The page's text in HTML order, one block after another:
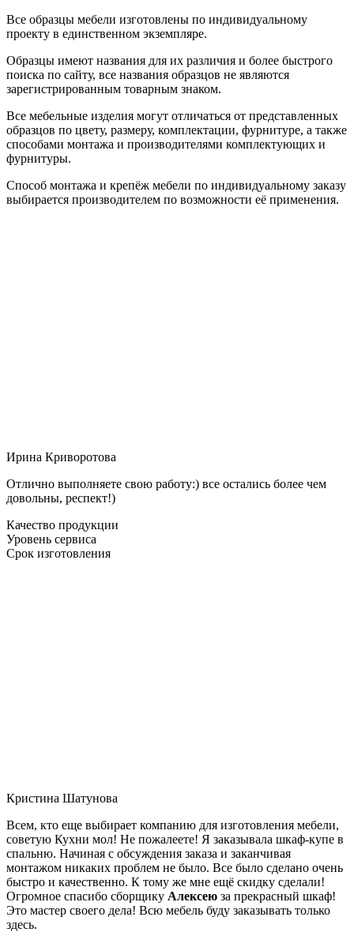
Все образцы мебели изготовлены по индивидуальному
проекту в единственном экземпляре.
Образцы имеют названия для их различия и более быстрого
поиска по сайту, все названия образцов не являются
зарегистрированным товарным знаком.
Все мебельные изделия могут отличаться от представленных
образцов по цвету, размеру, комплектации, фурнитуре, а также
способами монтажа и производителями комплектующих и
фурнитуры.
Способ монтажа и крепёж мебели по индивидуальному заказу
выбирается производителем по возможности её применения.
Ирина Криворотова
Отлично выполняете свою работу:) все остались более чем
довольны, респект!)
Качество продукции
Уровень сервиса
Срок изготовления
Кристина Шатунова
Всем, кто еще выбирает компанию для изготовления мебели,
советую Кухни мол! Не пожалеете! Я заказывала шкаф-купе в
спальню. Начиная с обсуждения заказа и заканчивая
монтажом никаких проблем не было. Все было сделано очень
быстро и качественно. К тому же мне ещё скидку сделали!
Огромное спасибо сборщику Алексею за прекрасный шкаф!
Это мастер своего дела! Всю мебель буду заказывать только
здесь.